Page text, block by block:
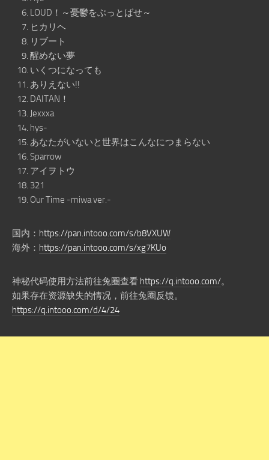
LOUD！～憂鬱をぶっとばせ～
ヒカリヘ
リブート
醒めない夢
いくつになっても
ありえない!!
DAITAN！
Jexxxa
hys-
あなたがいないと世界はこんなにつまらない
Sparrow
アイヲトウ
321
Our Time -miwa ver.-
国内： https://pan.intooo.com/s/b8VXUW
海外： https://pan.intooo.com/s/xg7KUo
神秘代码使用方法前往兔圈查看 https://q.intooo.com/。
如果存在资源缺失的情况，前往兔圈反馈。
https://q.intooo.com/d/4/24